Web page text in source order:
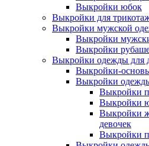
Выкройки юбок
Выкройки для
Выкройки мужской
Выкройки
Выкройки
Выкройки одежды для
Выкройки-
Выкройки
Выкройки
Выкройки
Выкройки
девочек
Выкройки